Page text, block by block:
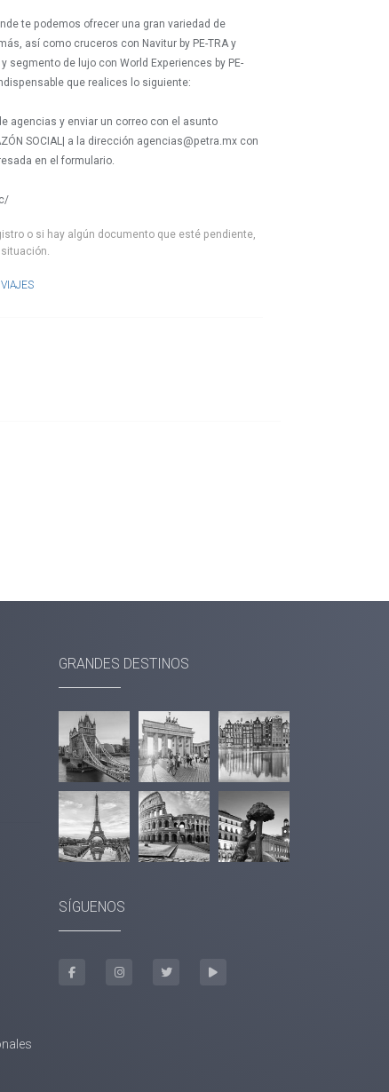
te podemos ofrecer una gran variedad de
así como cruceros con Navitur by PE-TRA y
de lujo con World Experiences by PE-
que realices lo siguiente:
agencias y enviar un correo con el asunto
SOCIAL| a la dirección agencias@petra.mx con
en el formulario.
o si hay algún documento que esté pendiente,
GRANDES DESTINOS
SÍGUENOS